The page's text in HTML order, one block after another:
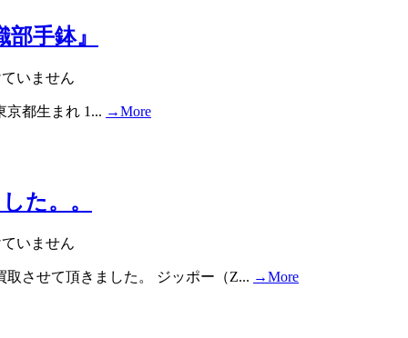
手鉢』
いません
都生まれ 1... →More
た。。
いません
させて頂きました。 ジッポー（Z... →More